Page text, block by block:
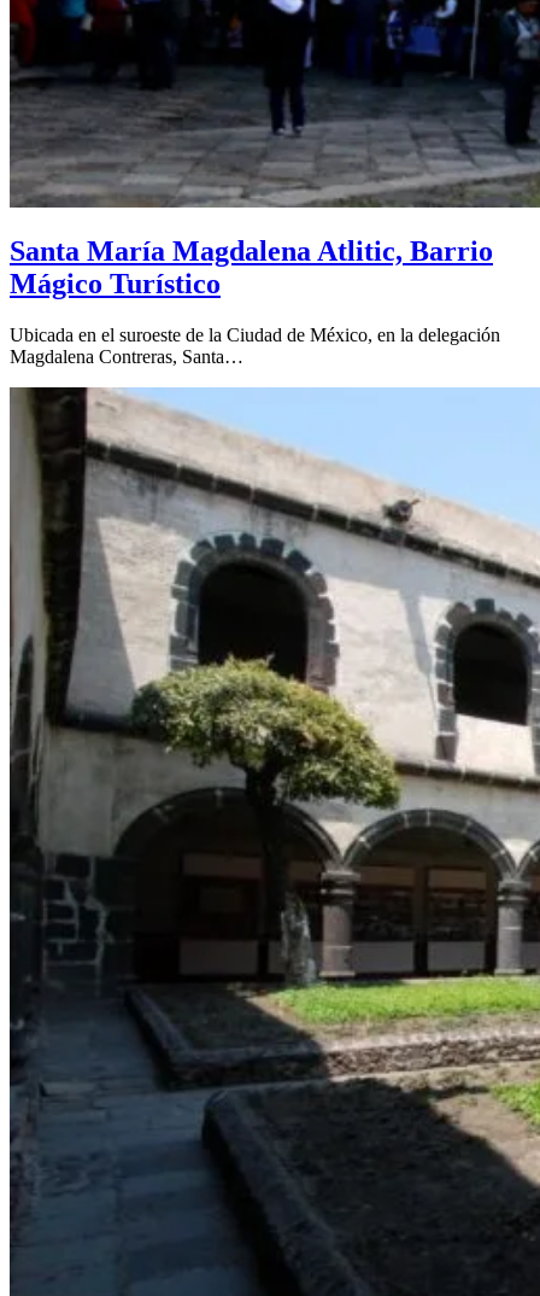
Santa María Magdalena Atlitic, Barrio
Mágico Turístico
Ubicada en el suroeste de la Ciudad de México, en la delegación
Magdalena Contreras, Santa…